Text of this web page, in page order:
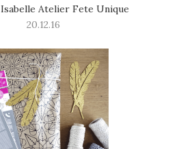
Isabelle Atelier Fete Unique
20.12.16